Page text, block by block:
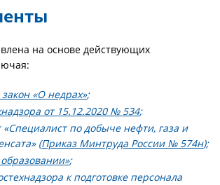
на основе действующих
«О недрах»;
от 15.12.2020 № 534;
«Специалист по добыче нефти, газа и
(Приказ Минтруда России № 574н);
;
к подготовке персонала